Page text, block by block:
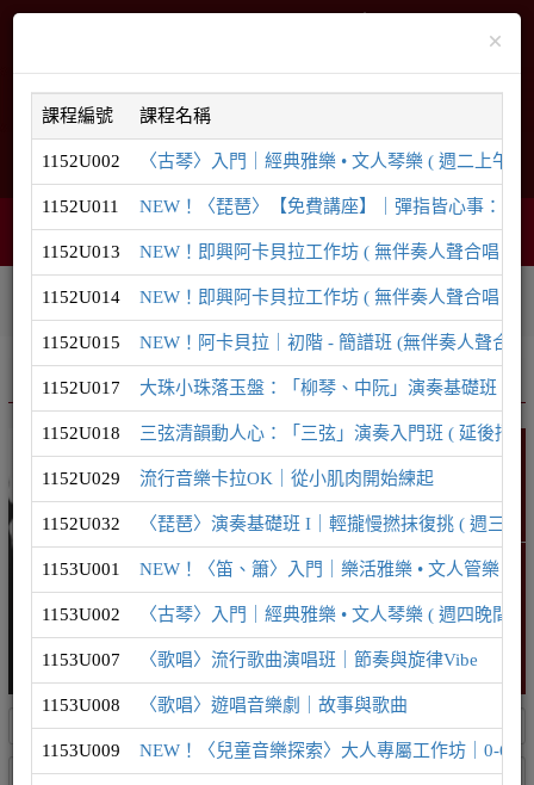
English 網站導覽
網頁選單
購物車 0
學員登入
課程系列
相關連結
推廣課程 音樂系列
音樂
×
課程編號 課程名稱
1152U002 〈古琴〉入門｜經典雅樂 • 文人琴樂 ( 週二上午
1152U011 NEW！〈琵琶〉【免費講座】｜彈指皆心事：為
1152U013 NEW！即興阿卡貝拉工作坊 ( 無伴奏人聲合唱｜
1152U014 NEW！即興阿卡貝拉工作坊 ( 無伴奏人聲合唱｜
1152U015 NEW！阿卡貝拉｜初階 - 簡譜班 (無伴奏人聲合唱)
1152U017 大珠小珠落玉盤：「柳琴、中阮」演奏基礎班 (
1152U018 三弦清韻動人心：「三弦」演奏入門班 ( 延後招
1152U029 流行音樂卡拉OK｜從小肌肉開始練起
1152U032 〈琵琶〉演奏基礎班 I｜輕攏慢撚抹復挑 ( 週三
1153U001 NEW！〈笛、簫〉入門｜樂活雅樂 • 文人管樂 (
1153U002 〈古琴〉入門｜經典雅樂 • 文人琴樂 ( 週四晚間 )
1153U007 〈歌唱〉流行歌曲演唱班｜節奏與旋律Vibe
1153U008 〈歌唱〉遊唱音樂劇｜故事與歌曲
1153U009 NEW！〈兒童音樂探索〉大人專屬工作坊｜0-6